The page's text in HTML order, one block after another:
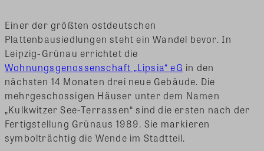
Einer der größten ostdeutschen
Plattenbausiedlungen steht ein Wandel bevor. In
Leipzig-Grünau errichtet die
Wohnungsgenossenschaft „Lipsia“ eG in den
nächsten 14 Monaten drei neue Gebäude. Die
mehrgeschossigen Häuser unter dem Namen
„Kulkwitzer See-Terrassen“ sind die ersten nach der
Fertigstellung Grünaus 1989. Sie markieren
symbolträchtig die Wende im Stadtteil.